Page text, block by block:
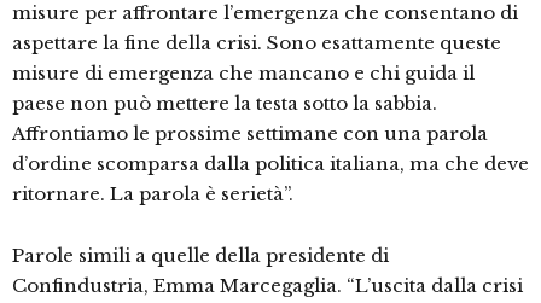
misure per affrontare l’emergenza che consentano di
aspettare la fine della crisi. Sono esattamente queste
misure di emergenza che mancano e chi guida il
paese non può mettere la testa sotto la sabbia.
Affrontiamo le prossime settimane con una parola
d’ordine scomparsa dalla politica italiana, ma che deve
ritornare. La parola è serietà”.
Parole simili a quelle della presidente di
Confindustria, Emma Marcegaglia. “L’uscita dalla crisi